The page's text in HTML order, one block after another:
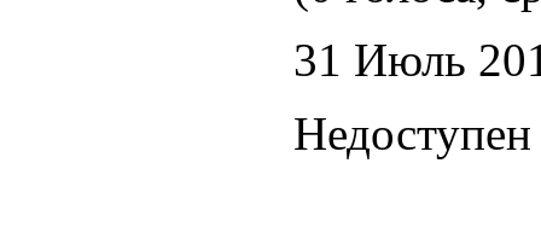
31 Июль